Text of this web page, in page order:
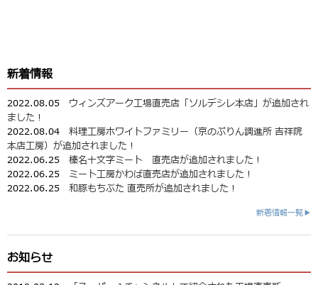
新着情報
2022.08.05 ウィンズアーク工場直売店「ソルデシレ本店」が追加され
ました！
2022.08.04 料理工房ホワイトファミリー（京のぷりん調進所 吉祥院
本店工房）が追加されました！
2022.06.25 榛名十文字ミート 直売店が追加されました！
2022.06.25 ミート工房かわば直売店が追加されました！
2022.06.25 和豚もちぶた 直売所が追加されました！
新着情報一覧▶
お知らせ